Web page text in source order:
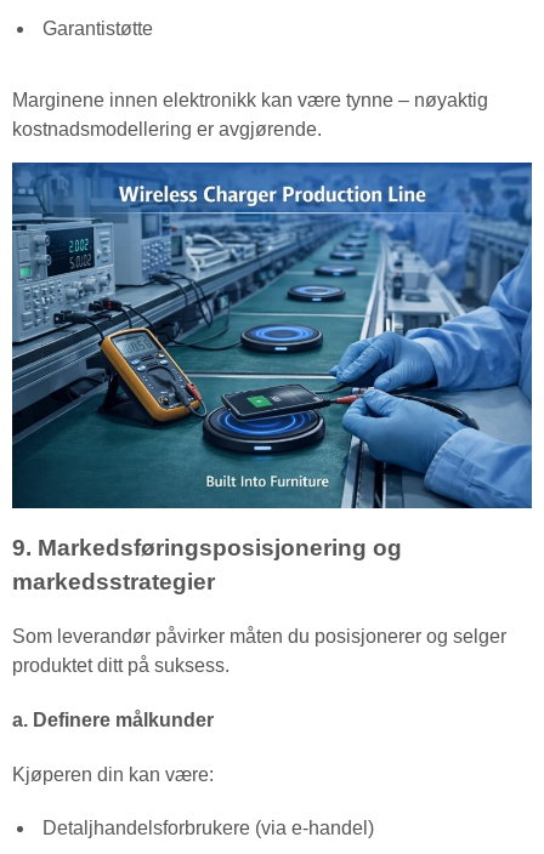
Garantistøtte
Marginene innen elektronikk kan være tynne – nøyaktig
kostnadsmodellering er avgjørende.
9. Markedsføringsposisjonering og
markedsstrategier
Som leverandør påvirker måten du posisjonerer og selger
produktet ditt på suksess.
a. Definere målkunder
Kjøperen din kan være:
Detaljhandelsforbrukere (via e-handel)